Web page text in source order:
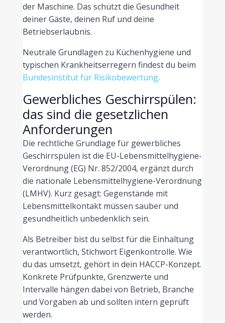
der Maschine. Das schützt die Gesundheit
deiner Gäste, deinen Ruf und deine
Betriebserlaubnis.
Neutrale Grundlagen zu Küchenhygiene und
typischen Krankheitserregern findest du beim
Bundesinstitut für Risikobewertung.
Gewerbliches Geschirrspülen:
das sind die gesetzlichen
Anforderungen
Die rechtliche Grundlage für gewerbliches
Geschirrspülen ist die EU-Lebensmittelhygiene-
Verordnung (EG) Nr. 852/2004, ergänzt durch
die nationale Lebensmittelhygiene-Verordnung
(LMHV). Kurz gesagt: Gegenstände mit
Lebensmittelkontakt müssen sauber und
gesundheitlich unbedenklich sein.
Als Betreiber bist du selbst für die Einhaltung
verantwortlich, Stichwort Eigenkontrolle. Wie
du das umsetzt, gehört in dein HACCP-Konzept.
Konkrete Prüfpunkte, Grenzwerte und
Intervalle hängen dabei von Betrieb, Branche
und Vorgaben ab und sollten intern geprüft
werden.